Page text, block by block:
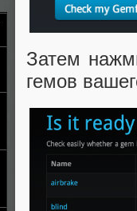
Затем
гемов